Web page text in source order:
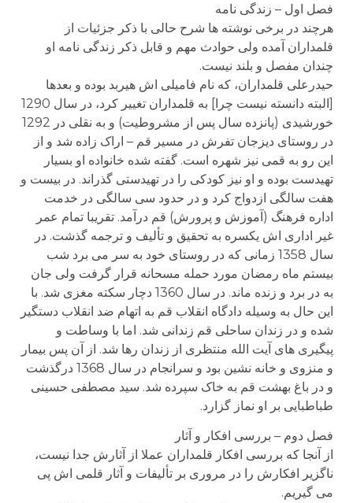
فصل اول – زندگی نامه
هرچند در برخی نوشته ها شرح حالی با ذکر جزئیات از
قلمداران آمده ولی حوادث مهم و قابل ذکر زندگی نامه او
چندان مفصل و بلند نیست.
حیدرعلی قلمداران، که نام فامیلی اش هیربد بوده و بعدها
[البته دانسته نیست چرا] به قلمداران تغییر کرد، در سال 1290
خورشیدی (پانزده سال پس از مشروطیت) و به نقلی در 1292
در روستای دیزجان تفرش در مسیر قم – اراک زاده شد و از
این رو به قمی نیز شهره است. گفته شده خانواده او بسیار
تهیدست بوده و او نیز کودکی را در تهیدستی گذراند. در بیست و
هفت سالگی ازدواج کرد و در حدود سی سالگی در خدمت
اداره فرهنگ (آموزش و پرورش) قم درآمد. تقریبا تمام عمر
غیر اداری اش یکسره به تحقیق و تألیف و ترجمه گذشت. در
سال 1358 زمانی که در روستای خود به سر می برد شب
بیستم ماه رمضان مورد حمله مسحانه قرار گرفت ولی جان
به در برد و زنده ماند. در سال 1360 دچار سکته مغزی شد. با
این حال به وسیله دادگاه انقلاب قم به اتهام ضد انقلاب دستگیر
شده و در زندان ساحلی قم زندانی شد. اما با وساطت و
پیگیری های آیت الله منتظری از زندان رها شد. از آن پس بیمار
و منزوی و خانه نشین بود و سرانجام در سال 1368 درگذشت
و در باغ بهشت قم به خاک سپرده شد. سید مصطفی حسینی
طباطبایی بر او نماز گزارد.
فصل دوم – بررسی افکار و آثار
از آنجا که بررسی افکار قلمداران عملا از آثارش جدا نیست،
ناگزیر افکارش را در مروری بر تألیفات و آثار قلمی اش پی
می گیریم.